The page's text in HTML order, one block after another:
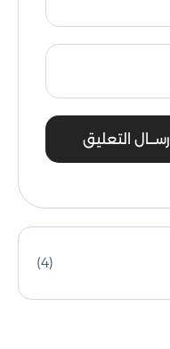
إرســال التعليق
(4)